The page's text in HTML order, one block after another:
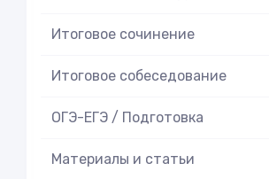
Итоговое cочинение
Итоговое cобеседование
ОГЭ-ЕГЭ / Подготовка
Материалы и статьи